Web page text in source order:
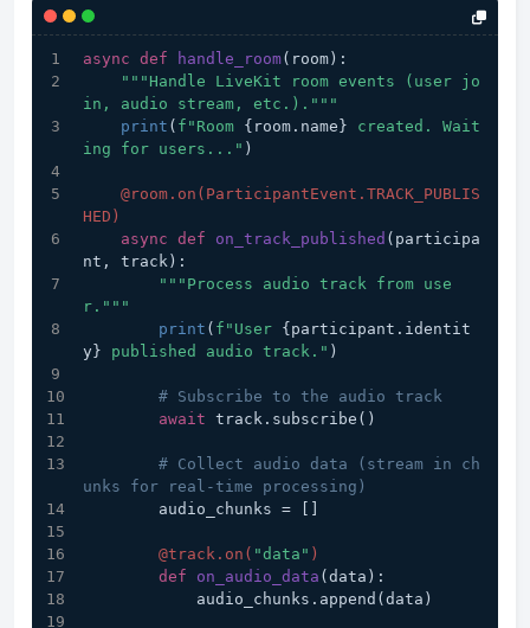
async def handle_room( room ):
"""Handle LiveKit room events (user jo
in, audio stream, etc.)."""
print ( f"Room {room.name} created. Wait
ing for users..." )
    @room.on(
ParticipantEvent.TRACK_PUBLIS
HED )
async def on_track_published ( participa
nt, track ):
"""Process audio track from use
r."""
print ( f"User {participant.identit
y} published audio track." )
# Subscribe to the audio track
await track.subscribe()
# Collect audio data (stream in ch
unks for real-time processing)
        audio_chunks = []
        @track.on(
"data" )
def
on_audio_data ( data ):
            audio_chunks.append(data)